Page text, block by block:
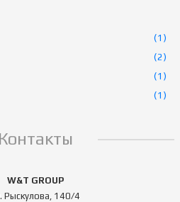
(1)
(2)
(1)
(1)
Контакты
W&T GROUP
Рыскулова, 140/4